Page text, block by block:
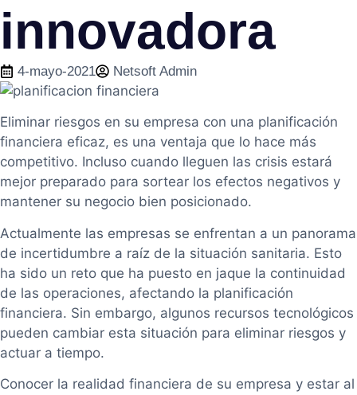
innovadora
4-mayo-2021 Netsoft Admin
Eliminar riesgos en su empresa con una planificación
financiera eficaz, es una ventaja que lo hace más
competitivo. Incluso cuando lleguen las crisis estará
mejor preparado para sortear los efectos negativos y
mantener su negocio bien posicionado.
Actualmente las empresas se enfrentan a un panorama
de incertidumbre a raíz de la situación sanitaria. Esto
ha sido un reto que ha puesto en jaque la continuidad
de las operaciones, afectando la planificación
financiera. Sin embargo, algunos recursos tecnológicos
pueden cambiar esta situación para eliminar riesgos y
actuar a tiempo.
Conocer la realidad financiera de su empresa y estar al